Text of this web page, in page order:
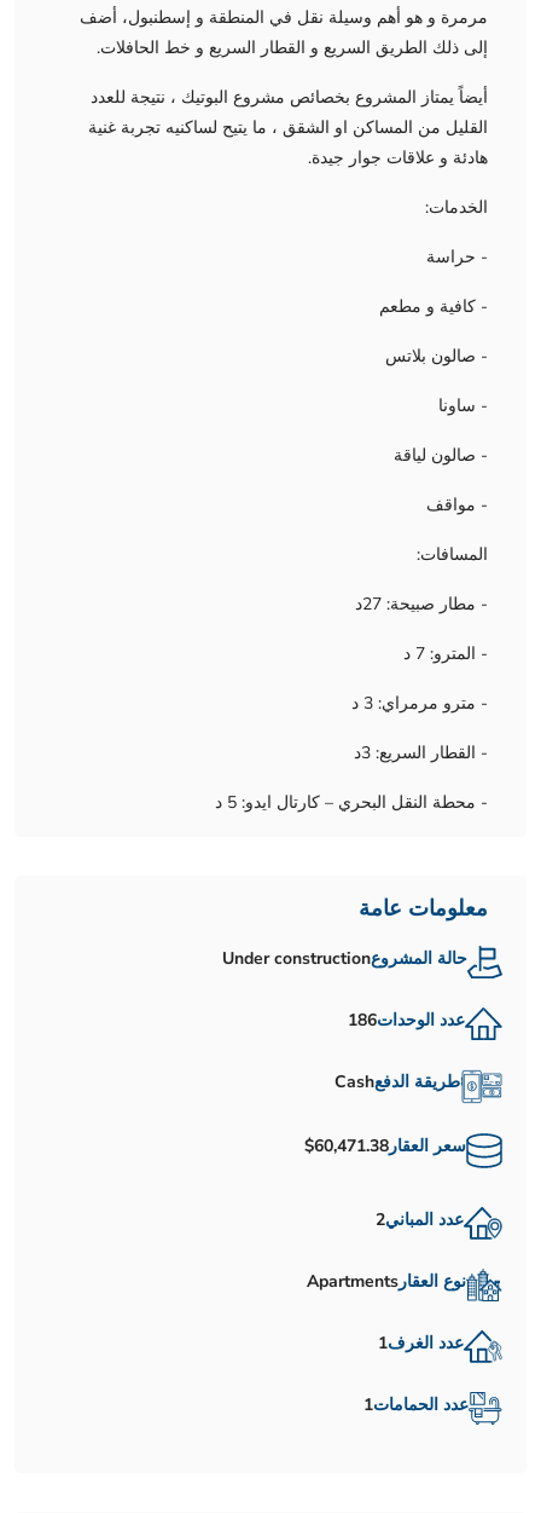
مرمرة و هو أهم وسيلة نقل في المنطقة و إسطنبول، أضف
إلى ذلك الطريق السريع و القطار السريع و خط الحافلات.
أيضاً يمتاز المشروع بخصائص مشروع البوتيك ، نتيجة للعدد
القليل من المساكن او الشقق ، ما يتيح لساكنيه تجربة غنية
هادئة و علاقات جوار جيدة.
الخدمات:
- حراسة
- كافية و مطعم
- صالون بلاتس
- ساونا
- صالون لياقة
- مواقف
المسافات:
- مطار صبيحة: 27د
- المترو: 7 د
- مترو مرمراي: 3 د
- القطار السريع: 3د
- محطة النقل البحري – كارتال ايدو: 5 د
معلومات عامة
حالة المشروعUnder construction
عدد الوحدات186
طريقة الدفعCash
سعر العقار$60,471.38
عدد المباني2
نوع العقارApartments
عدد الغرف1
عدد الحمامات1